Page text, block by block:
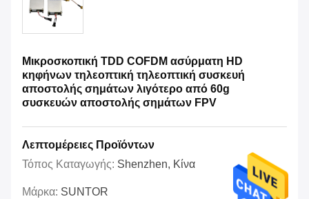
Μικροσκοπική TDD COFDM ασύρματη HD
κηφήνων τηλεοπτική τηλεοπτική συσκευή
αποστολής σημάτων λιγότερο από 60g
συσκευών αποστολής σημάτων FPV
Λεπτομέρειες Προϊόντων
Τόπος Καταγωγής: Shenzhen, Κίνα
Μάρκα: SUNTOR